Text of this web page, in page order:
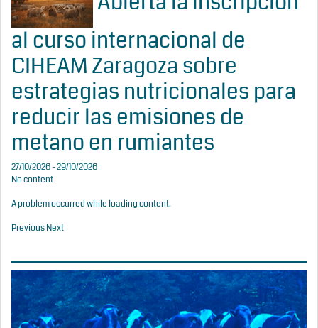
al curso internacional de
CIHEAM Zaragoza sobre
estrategias nutricionales para
reducir las emisiones de
metano en rumiantes
27/10/2026 - 29/10/2026
No content
A problem occurred while loading content.
PreviousNext